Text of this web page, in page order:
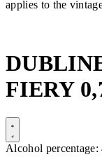
applies to the
FIERY
Alcohol percentage: